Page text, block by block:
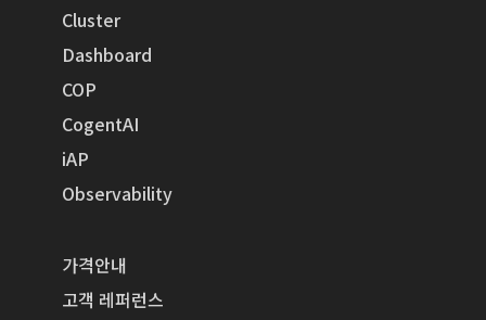
Cluster
Dashboard
COP
CogentAI
iAP
Observability
가격안내
고객 레퍼런스